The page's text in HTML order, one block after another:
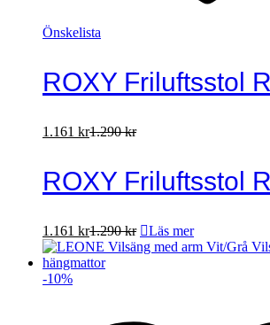
Önskelista
ROXY Friluftsstol
1.161 kr1.290kr
ROXY Friluftsstol
1.161 kr1.290kr Läs mer
-10%